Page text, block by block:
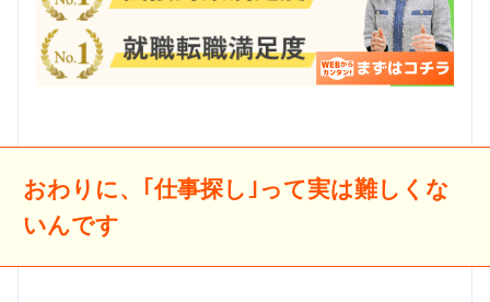
おわりに、｢仕事探し｣って実は難しくな
いんです